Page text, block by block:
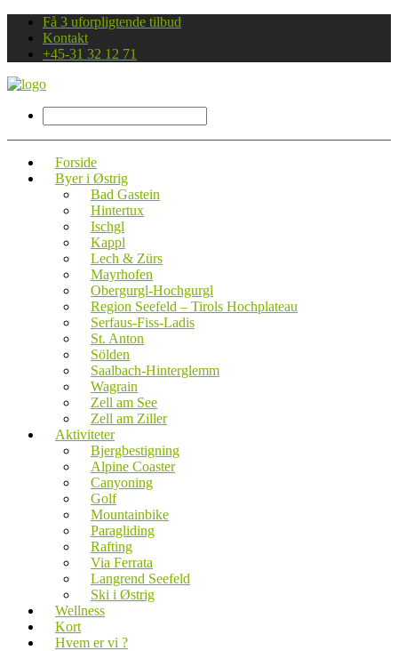
Få 3 uforpligtende tilbud
Kontakt
+45-31 32 12 71
Forside
Byer i Østrig
Bad Gastein
Hintertux
Ischgl
Kappl
Lech & Zürs
Mayrhofen
Obergurgl-Hochgurgl
Region Seefeld – Tirols Hochplateau
Serfaus-Fiss-Ladis
St. Anton
Sölden
Saalbach-Hinterglemm
Wagrain
Zell am See
Zell am Ziller
Aktiviteter
Bjergbestigning
Alpine Coaster
Canyoning
Golf
Mountainbike
Paragliding
Rafting
Via Ferrata
Langrend Seefeld
Ski i Østrig
Wellness
Kort
Hvem er vi ?